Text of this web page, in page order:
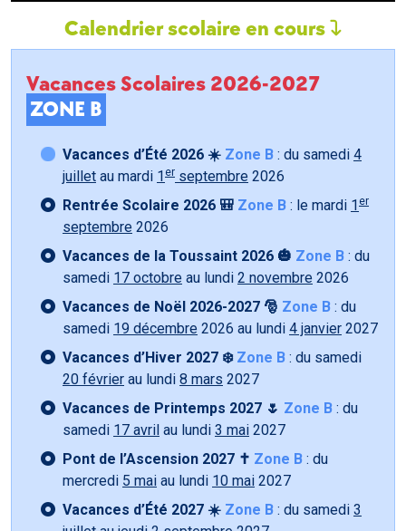
Calendrier scolaire en cours
Vacances Scolaires 2026-2027
ZONE B
Vacances d’Été 2026 ☀️ Zone B : du samedi 4
juillet au mardi 1 er septembre 2026
Rentrée Scolaire 2026 🎒 Zone B : le mardi 1 er
septembre 2026
Vacances de la Toussaint 2026 🎃 Zone B : du
samedi 17 octobre au lundi 2 novembre 2026
Vacances de Noël 2026-2027 🎅 Zone B : du
samedi 19 décembre 2026 au lundi 4 janvier 2027
Vacances d’Hiver 2027 ❄️ Zone B : du samedi
20 février au lundi 8 mars 2027
Vacances de Printemps 2027 🌷 Zone B : du
samedi 17 avril au lundi 3 mai 2027
Pont de l’Ascension 2027 ✝️ Zone B : du
mercredi 5 mai au lundi 10 mai 2027
Vacances d’Été 2027 ☀️ Zone B : du samedi 3